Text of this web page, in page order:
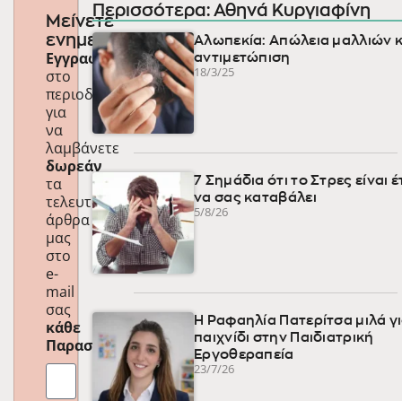
Μείνετε
ενημερωμένοι
Εγγραφείτε
στο
περιοδικό
για
να
λαμβάνετε
δωρεάν
τα
τελευταία
άρθρα
μας
στο
e-
mail
σας
κάθε
Παρασκευή!
Περισσότερα: Αθηνά Κυργιαφίνη
Αλωπεκία: Απώλεια μαλλιών
αντιμετώπιση
18/3/25
7 Σημάδια ότι το Στρες είναι
να σας καταβάλει
5/8/26
Η Ραφαηλία Πατερίτσα μιλά
παιχνίδι στην Παιδιατρική
Εργοθεραπεία
23/7/26